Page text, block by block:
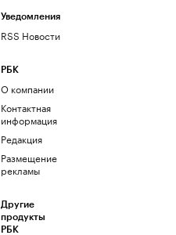
Уведомления
RSS Новости
РБК
О компании
Контактная
информация
Редакция
Размещение
рекламы
Другие
продукты
РБК